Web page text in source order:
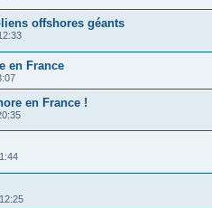
offshores géants
en France
en France !